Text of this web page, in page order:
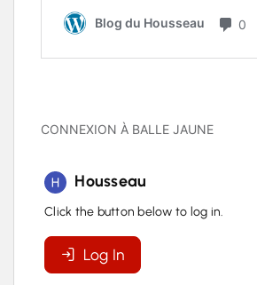
CONNEXION À BALLE JAUNE